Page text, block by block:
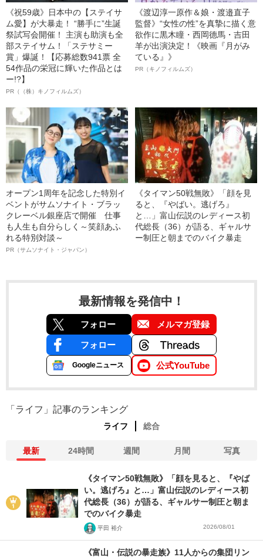
《祝59歳》日本中の【ステイサ
ム愛】が大暴走！ “勝手に”生誕
祭試写会開催！ 主演も助演も全
部ステイサム！「ステサミー
賞」爆誕！【応募総数941票 全
54作品の栄冠に輝いた作品とは
ー!?】
PR（（株）キノフィルムズ）
《渡辺淳一原作＆娘・渡邉直子
監督》“女性の性”を真摯に描く意
欲作に黒木瞳・西岡德馬・吉田
羊が出演決定！《映画『月がみ
ている』》
PR（キノフィルムズ）
オープン1周年を記念した特別イ
ベントがサムソナイト・ブラッ
クレーベル銀座店で開催 仕事
も人生も自分らしく～笑顔あふ
れる特別対談～
PR（サムソナイト・ジャパン）
《タイマン50戦無敗》「顔を見
ると、『やばい。逃げろ』
と…」富山伝説のレディース初
代総長（36）が語る、ギャルサ
ー制圧と朝までのバイク暴走
最新情報を発信中！
フォロー メルマガ登録
フォロー
Googleニュース 公式YouTube
「ライフ」記事のランキング
ライフ 総合
最新 24時間 週間 月間 写真
《タイマン50戦無敗》「顔を見ると、『やば
い。逃げろ』と…」富山伝説のレディース初
代総長（36）が語る、ギャルサー制圧と朝ま
でのバイク暴走
平田 裕介 2026/08/01
《富山・伝説の暴走族》11人からの集団リン